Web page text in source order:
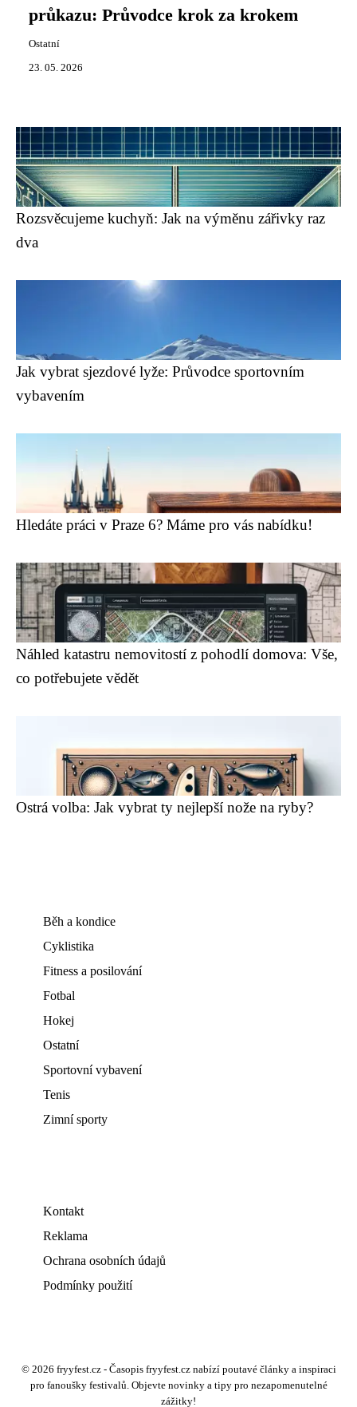
průkazu: Průvodce krok za krokem
Ostatní
23. 05. 2026
Rozsvěcujeme kuchyň: Jak na výměnu zářivky raz
dva
Jak vybrat sjezdové lyže: Průvodce sportovním
vybavením
Hledáte práci v Praze 6? Máme pro vás nabídku!
Náhled katastru nemovitostí z pohodlí domova: Vše,
co potřebujete vědět
Ostrá volba: Jak vybrat ty nejlepší nože na ryby?
Běh a kondice
Cyklistika
Fitness a posilování
Fotbal
Hokej
Ostatní
Sportovní vybavení
Tenis
Zimní sporty
Kontakt
Reklama
Ochrana osobních údajů
Podmínky použití
© 2026 fryyfest.cz - Časopis fryyfest.cz nabízí poutavé články a inspiraci
pro fanoušky festivalů. Objevte novinky a tipy pro nezapomenutelné
zážitky!